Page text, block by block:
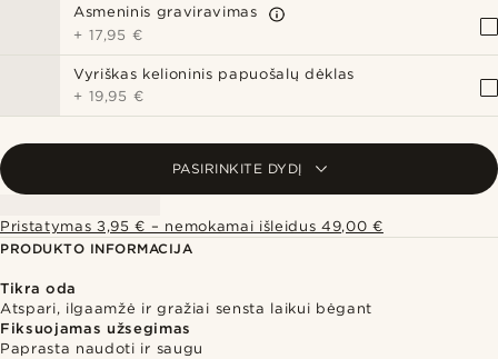
Asmeninis graviravimas
+ 17,95 €
Vyriškas kelioninis papuošalų dėklas
+ 19,95 €
PASIRINKITE DYDĮ
Pristatymas 3,95 € – nemokamai išleidus 49,00 €
PRODUKTO INFORMACIJA
Tikra oda
Atspari, ilgaamžė ir gražiai sensta laikui bėgant
Fiksuojamas užsegimas
Paprasta naudoti ir saugu